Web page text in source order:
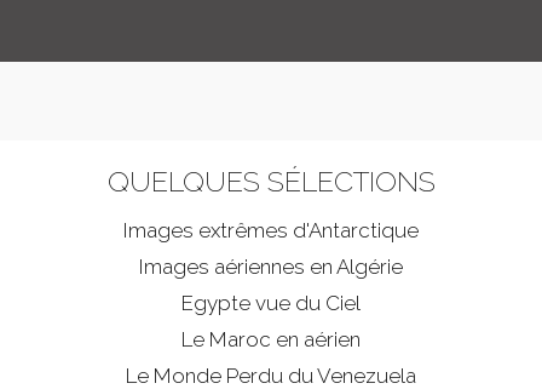
QUELQUES SÉLECTIONS
Images extrêmes d'Antarctique
Images aériennes en Algérie
Egypte vue du Ciel
Le Maroc en aérien
Le Monde Perdu du Venezuela